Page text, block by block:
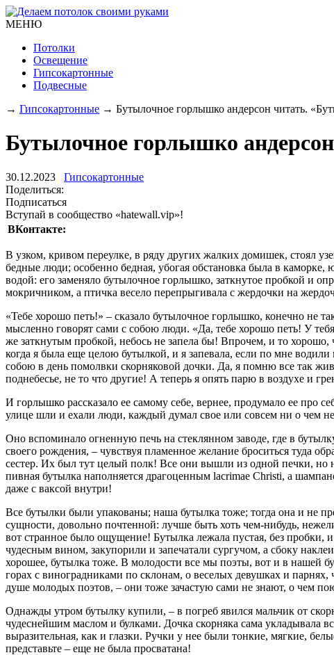
МЕНЮ
Потолки
Освещение
Гипсокартонные
Подвесные
→ Гипсокартонные → Бутылочное горлышко андерсон читать.
Бутылочное горлышко
30.12.2023 Гипсокартонные
Поделиться:
Подписаться
Вступай в сообщество «hatewall.vip»!
ВКонтакте:
В узком, кривом переулке, в ряду других жалких домишек, стоял
бедные люди; особенно бедная, убогая обстановка была в
водой: его заменяло бутылочное горлышко, заткнутое пробкой и
мокричником, а птичка весело перепрыгивала с жердочки на
«Тебе хорошо петь!» – сказало бутылочное горлышко, конечно не
мысленно говорят сами с собою люди. «Да, тебе хорошо петь! У
же заткнутым пробкой, небось не запела бы! Впрочем, и то
когда я была еще целою бутылкой, и я запевала, если по мне
собою в день помолвки скорняковой дочки. Да, я помню все так
поднебесье, не то что другие! А теперь я опять парю в воздухе и
И горлышко рассказало ее самому себе, вернее, продумало ее про
улице шли и ехали люди, каждый думал свое или совсем ни о чем
Оно вспоминало огненную печь на стеклянном заводе, где в
своего рождения, – чувствуя пламенное желание броситься туда
сестер. Их был тут целый полк! Все они вышли из одной печки, но
пивная бутылка наполняется драгоценным lacrimae Christi, а
даже с ваксой внутри!
Все бутылки были упакованы; наша бутылка тоже; тогда она и не
сущности, довольно почтенной: лучше быть хоть чем-нибудь,
вот странное было ощущение! Бутылка лежала пустая, без пробки,
чудесным вином, закупорили и запечатали сургучом, а сбоку
хорошее, бутылка тоже. В молодости все мы поэты, вот и в нашей
горах с виноградниками по склонам, о веселых девушках и
душе молодых поэтов, – они тоже зачастую сами не знают, о чем
Однажды утром бутылку купили, – в погреб явился мальчик от
чудеснейшим маслом и булками. Дочка скорняка сама укладывала
выразительная, как и глазки. Ручки у нее были тонкие, мягкие,
представьте – еще не была просватана!